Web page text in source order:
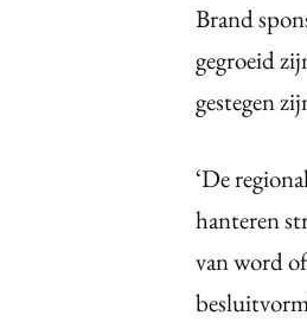
Brand
gegroeid
gestegen
‘De
hanteren
van word